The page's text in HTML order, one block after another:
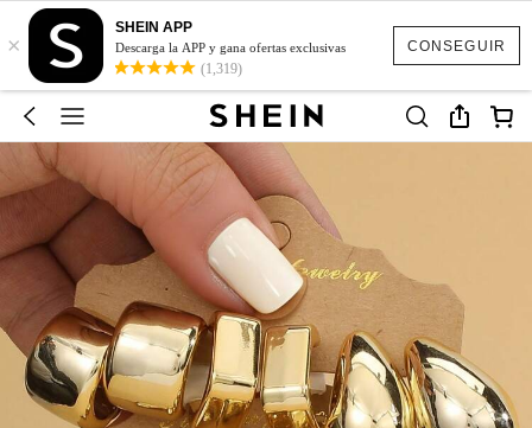
CONSEGUIR
×
SHEIN APP
Descarga la APP y gana ofertas exclusivas
(1,319)